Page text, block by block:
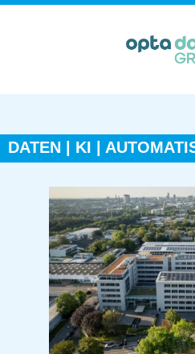
DATEN | KI |